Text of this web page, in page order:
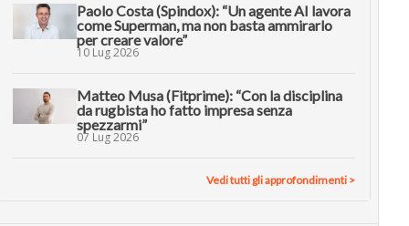
Paolo Costa (Spindox): “Un agente AI lavora
come Superman, ma non basta ammirarlo
per creare valore”
10 Lug 2026
Matteo Musa (Fitprime): “Con la disciplina
da rugbista ho fatto impresa senza
spezzarmi”
07 Lug 2026
Vedi tutti gli approfondimenti >